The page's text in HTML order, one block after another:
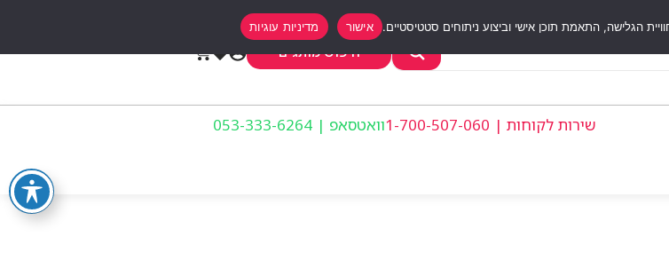
חיפוש מותגים
שירות לקוחות | 1-700-507-060 וואטסאפ | 053-333-6264
אישור מדיניות עוגיות